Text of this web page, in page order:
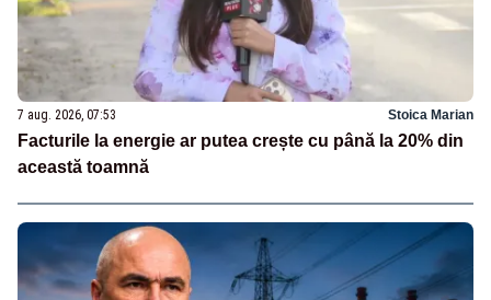
7 aug. 2026, 07:53 Stoica Marian
Facturile la energie ar putea crește cu până la 20% din
această toamnă